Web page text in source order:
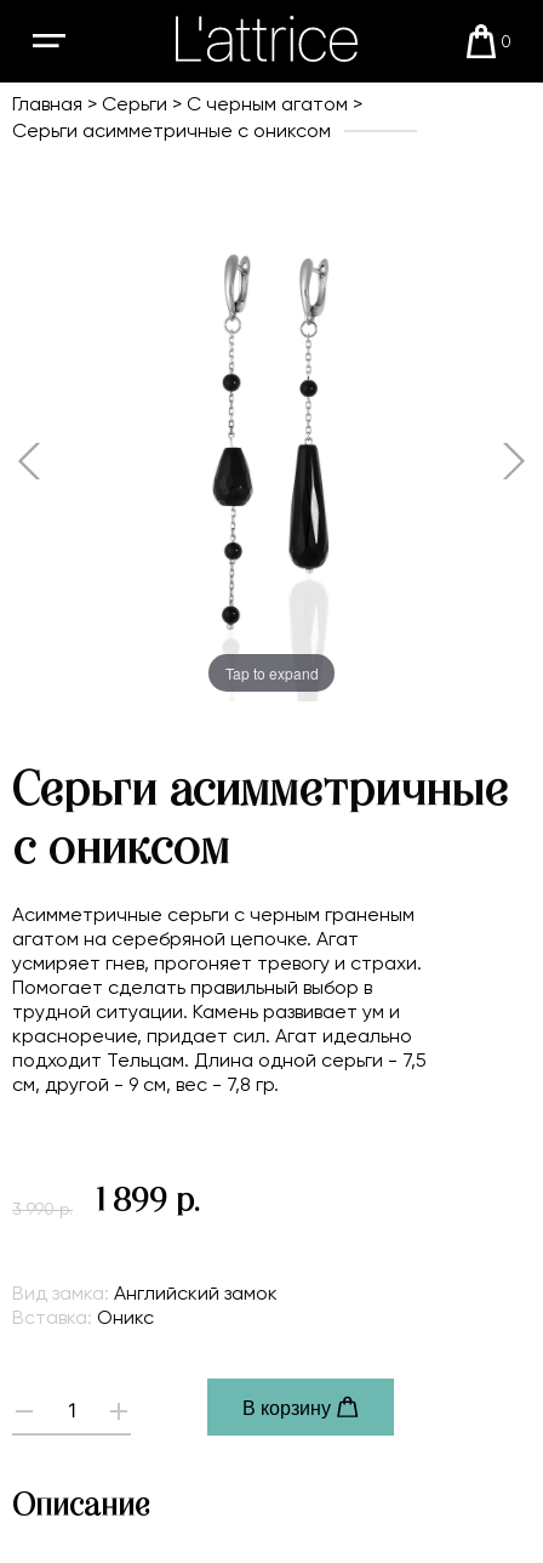
Открыть
0
Главная Серьги
С черным агатом
Серьги асимметричные с ониксом
Tap to expand
Серьги асимметричные
с ониксом
Асимметричные серьги с черным граненым
агатом на серебряной цепочке. Агат
усмиряет гнев, прогоняет тревогу и страхи.
Помогает сделать правильный выбор в
трудной ситуации. Камень развивает ум и
красноречие, придает сил. Агат идеально
подходит Тельцам. Длина одной серьги - 7,5
см, другой - 9 см, вес - 7,8 гр.
3 990 р. 1 899 р.
Вид замка: Английский замок
Вставка: Оникс
- +
В корзину
Описание